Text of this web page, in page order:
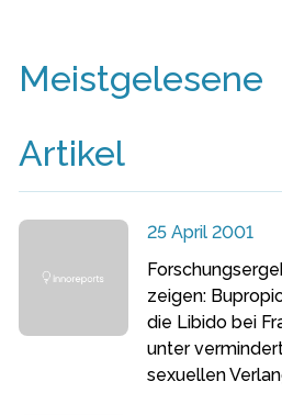
Meistgelesene
Artikel
25 April 2001
zeigen:
die Libido bei
unter
sexuellen